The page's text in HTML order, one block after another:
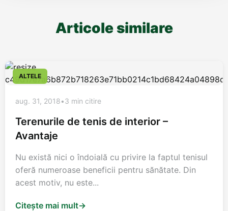
Articole similare
ALTELE
aug. 31, 2018•3 min citire
Terenurile de tenis de interior –
Avantaje
Nu există nici o îndoială cu privire la faptul tenisul
oferă numeroase beneficii pentru sănătate. Din
acest motiv, nu este...
Citește mai mult→